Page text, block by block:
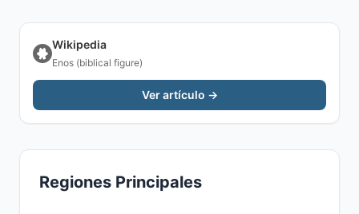
Wikipedia
Enos (biblical figure)
Ver artículo →
Regiones Principales